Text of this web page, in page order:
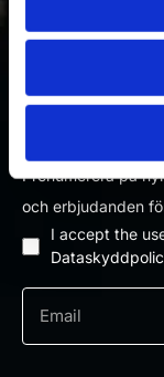
Prenumerera på
och erbjudanden
Dataskyddpolicy
*
I accept the
post